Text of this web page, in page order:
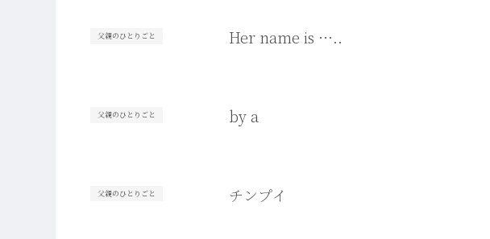
父親のひとりごと Her name is …..
父親のひとりごと by a
父親のひとりごと チンプイ